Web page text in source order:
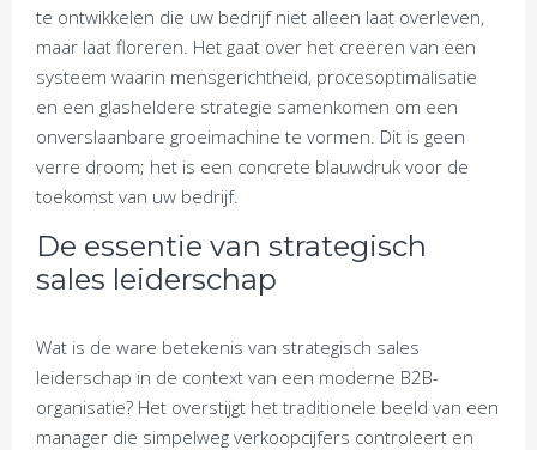
te ontwikkelen die uw bedrijf niet alleen laat overleven,
maar laat floreren. Het gaat over het creëren van een
systeem waarin mensgerichtheid, procesoptimalisatie
en een glasheldere strategie samenkomen om een
onverslaanbare groeimachine te vormen. Dit is geen
verre droom; het is een concrete blauwdruk voor de
toekomst van uw bedrijf.
De essentie van strategisch
sales leiderschap
Wat is de ware betekenis van strategisch sales
leiderschap in de context van een moderne B2B-
organisatie? Het overstijgt het traditionele beeld van een
manager die simpelweg verkoopcijfers controleert en